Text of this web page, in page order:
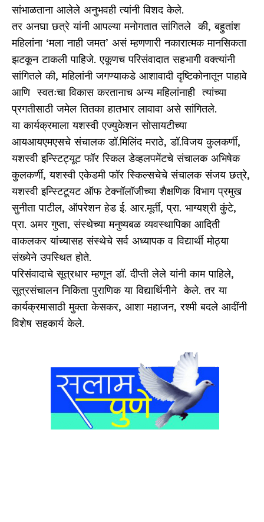
सांभाळताना आलेले अनुभवही त्यांनी विशद केले.
तर अनघा छत्रे यांनी आपल्या मनोगतात सांगितले की, बहुतांश
महिलांना ‘मला नाही जमत’ असं म्हणणारी नकारात्मक मानसिकता
झटकून टाकली पाहिजे. एकूणच परिसंवादात सहभागी वक्त्यांनी
सांगितले की, महिलांनी जगण्याकडे आशावादी दृष्टिकोनातून पाहावे
आणि स्वतःचा विकास करतानाच अन्य महिलांनाही त्यांच्या
प्रगतीसाठी जमेल तितका हातभार लावावा असे सांगितले.
या कार्यक्रमाला यशस्वी एज्युकेशन सोसायटीच्या
आयआयएमएसचे संचालक डॉ.मिलिंद मराठे, डॉ.विजय कुलकर्णी,
यशस्वी इन्स्टिट्यूट फॉर स्किल डेव्हलपमेंटचे संचालक अभिषेक
कुलकर्णी, यशस्वी एकेडमी फॉर स्किल्सचेचे संचालक संजय छत्रे,
यशस्वी इन्स्टिटूयट ऑफ टेक्नॉलॉजीच्या शैक्षणिक विभाग प्रमुख
सुनीता पाटील, ऑपरेशन हेड ई. आर.मूर्ती, प्रा. भाग्यश्री कुंटे,
प्रा. अमर गुप्ता, संस्थेच्या मनुष्यबळ व्यवस्थापिका आदिती
वाकलकर यांच्यासह संस्थेचे सर्व अध्यापक व विद्यार्थी मोठ्या
संख्येने उपस्थित होते.
परिसंवादाचे सूत्रधार म्हणून डॉ. दीप्ती लेले यांनी काम पाहिले,
सूत्रसंचालन निकिता पुराणिक या विद्यार्थिनीने केले. तर या
कार्यक्रमासाठी मुक्ता केसकर, आशा महाजन, रश्मी बदले आदींनी
विशेष सहकार्य केले.